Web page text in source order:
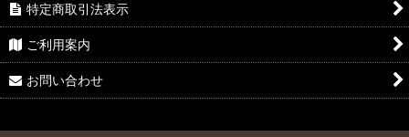
特定商取引法表示
ご利用案内
お問い合わせ